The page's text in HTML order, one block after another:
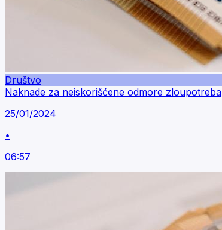
Društvo
Naknade za neiskorišćene odmore zloupotreba
25/01/2024
•
06:57